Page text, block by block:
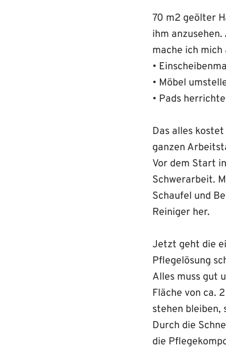
70 m2 geölter
ihm
mache ich
•
• Möbel
• Pads
Das alles
ganzen
Vor dem Start
Schwerarbeit.
Schaufel und
Reiniger her.
Jetzt geht die
Pflegelösung
Alles muss gut
Fläche von ca.
stehen bleiben,
Durch die
die